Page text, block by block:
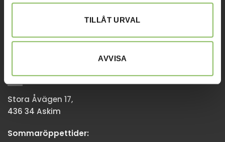
TILLÅT URVAL
AVVISA
Övriga dagar har vi stängt.
info@baddsofflagret.se
GÖTEBORG
Stora Åvägen 17,
436 34 Askim
Sommaröppettider: